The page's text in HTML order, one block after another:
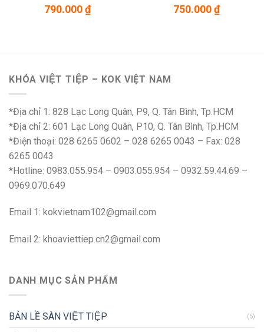
790.000₫ 750.000₫
KHÓA VIỆT TIỆP – KOK VIỆT NAM
*Địa chỉ 1: 828 Lạc Long Quân, P9, Q. Tân Bình, Tp.HCM
*Địa chỉ 2: 601 Lạc Long Quân, P10, Q. Tân Bình, Tp.HCM
*Điện thoại: 028 6265 0602 – 028 6265 0043 – Fax: 028
6265 0043
*Hotline: 0983.055.954 – 0903.055.954 – 0932.59.44.69 –
0969.070.649
Email 1: kokvietnam102@gmail.com
Email 2: khoaviettiep.cn2@gmail.com
DANH MỤC SẢN PHẨM
BẢN LỀ SÀN VIỆT TIỆP (5)